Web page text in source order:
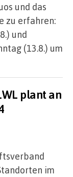
und das
zu erfahren:
und
(13.8.) um
plant an
im